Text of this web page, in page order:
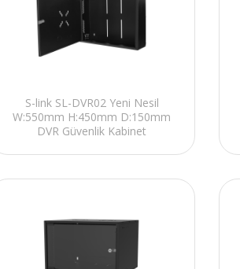
S-link SL-DVR02 Yeni Nesil
W:550mm H:450mm D:150mm
DVR Güvenlik Kabinet